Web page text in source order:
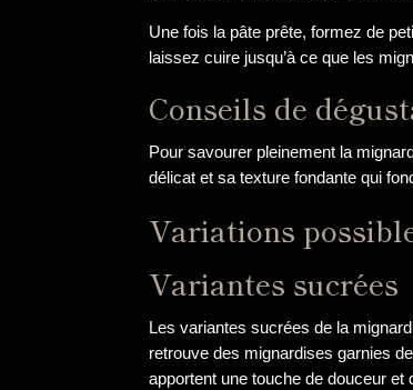
Une fois la pâte prête, formez de
laissez cuire jusqu’à ce que les
Conseils de
Pour savourer pleinement la
délicat et sa texture fondante qui
Variations
Variantes sucrées
Les variantes sucrées de la
retrouve des mignardises garnies
apportent une touche de douceur